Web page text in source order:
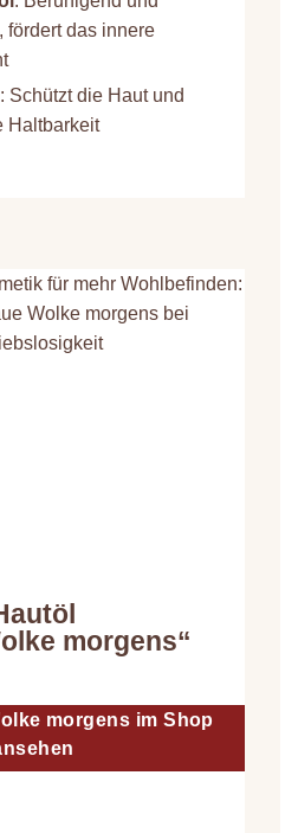
fördert das innere
: Schützt die Haut und
Haltbarkeit
morgens“
morgens im Shop